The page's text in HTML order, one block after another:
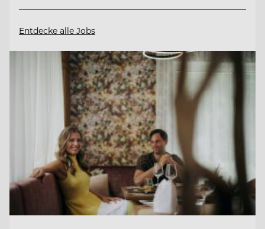
Entdecke alle Jobs